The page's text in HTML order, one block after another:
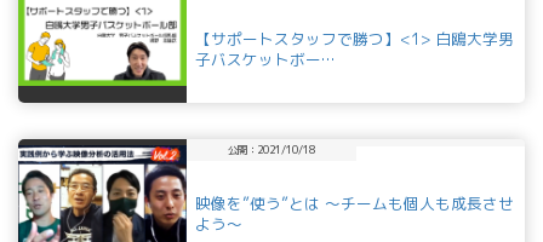
【サポートスタッフで勝つ】<1> 白鴎大学男
子バスケットボー…
公開：2021/10/18
映像を”使う”とは 〜チームも個人も成長させ
よう〜